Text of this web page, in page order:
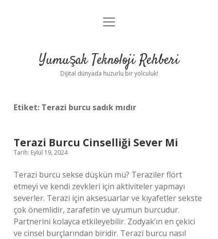
Anasayfa
Yasal Uyarı
menüyü
Yumuşak Teknoloji Rehberi
Dijital dünyada huzurlu bir yolculuk!
Etiket: Terazi burcu sadık mıdır
Terazi Burcu Cinselliği Sever Mi
Tarih: Eylül 19, 2024
Terazi burcu sekse düşkün mü? Teraziler flört
etmeyi ve kendi zevkleri için aktiviteler yapmayı
severler. Terazi için aksesuarlar ve kıyafetler sekste
çok önemlidir, zarafetin ve uyumun burcudur.
Partnerini kolayca etkileyebilir. Zodyak’ın en çekici
ve cinsel burçlarından biridir. Terazi burcu nasıl